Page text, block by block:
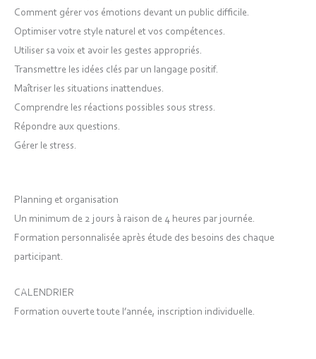
Comment gérer vos émotions devant un public difficile.
Optimiser votre style naturel et vos compétences.
Utiliser sa voix et avoir les gestes appropriés.
Transmettre les idées clés par un langage positif.
Maîtriser les situations inattendues.
Comprendre les réactions possibles sous stress.
Répondre aux questions.
Gérer le stress.
Planning et organisation
Un minimum de 2 jours à raison de 4 heures par journée.
Formation personnalisée après étude des besoins des chaque
participant.
CALENDRIER
Formation ouverte toute l’année, inscription individuelle.